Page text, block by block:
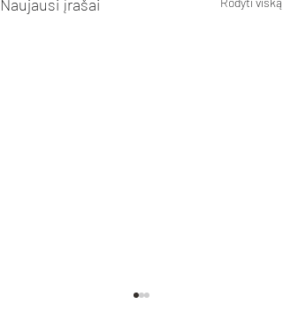
Naujausi įrašai